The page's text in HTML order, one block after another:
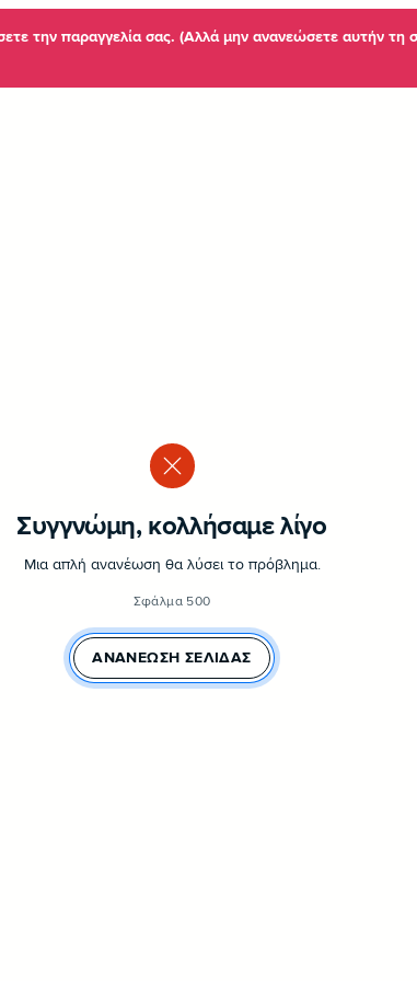
την παραγγελία σας. (Αλλά μην ανανεώσετε αυτήν τη
Συγγνώμη, κολλήσαμε λίγο
Μια απλή ανανέωση θα λύσει το πρόβλημα.
Σφάλμα 500
ΑΝΑΝΈΩΣΗ ΣΕΛΊΔΑΣ